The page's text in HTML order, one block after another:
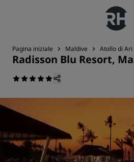
Pagina iniziale Maldive Atollo di Ari
Radisson Blu Resort,